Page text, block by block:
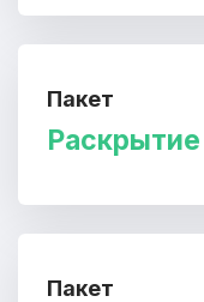
Пакет
Пакет